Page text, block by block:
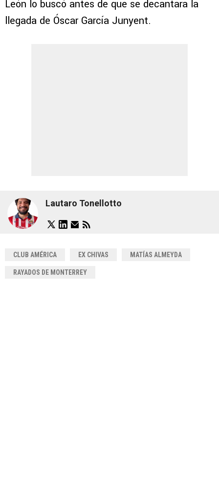
León lo buscó antes de que se decantara la
llegada de Óscar García Junyent.
Lautaro Tonellotto
CLUB AMÉRICA EX CHIVAS MATÍAS ALMEYDA
RAYADOS DE MONTERREY